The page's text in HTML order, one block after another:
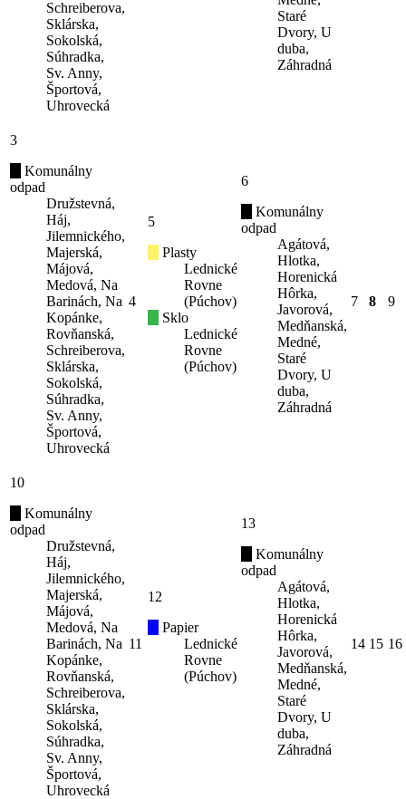
Schreiberova,
Sklárska,
Sokolská,
Súhradka,
Sv. Anny,
Športová,
Uhrovecká
Staré
Dvory, U
duba,
Záhradná
3
Komunálny
odpad
Družstevná,
Háj,
Jilemnického,
Majerská,
Májová,
Medová, Na
Barinách, Na
Kopánke,
Rovňanská,
Schreiberova,
Sklárska,
Sokolská,
Súhradka,
Sv. Anny,
Športová,
Uhrovecká
4
5
Plasty
Lednické
Rovne
(Púchov)
Sklo
Lednické
Rovne
(Púchov)
6
Komunálny
odpad
Agátová,
Hlotka,
Horenická
Hôrka,
Javorová,
Medňanská,
Medné,
Staré
Dvory, U
duba,
Záhradná
7 8 9
10
Komunálny
odpad
Družstevná,
Háj,
Jilemnického,
Majerská,
Májová,
Medová, Na
Barinách, Na
Kopánke,
Rovňanská,
Schreiberova,
Sklárska,
Sokolská,
Súhradka,
Sv. Anny,
Športová,
Uhrovecká
11
12
Papier
Lednické
Rovne
(Púchov)
13
Komunálny
odpad
Agátová,
Hlotka,
Horenická
Hôrka,
Javorová,
Medňanská,
Medné,
Staré
Dvory, U
duba,
Záhradná
14 15 16